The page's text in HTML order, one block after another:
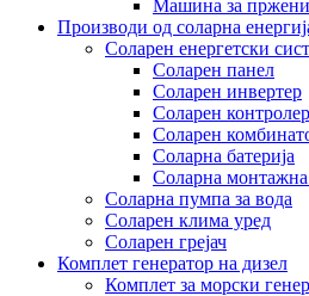
Машина за пржени
Производи од соларна
Соларен енергетски
Соларен панел
Соларен инвертер
Соларен контролер
Соларен
Соларна батерија
Соларна монтажна
Соларна пумпа за вода
Соларен клима уред
Соларен грејач
Комплет генератор на дизел
Комплет за морски